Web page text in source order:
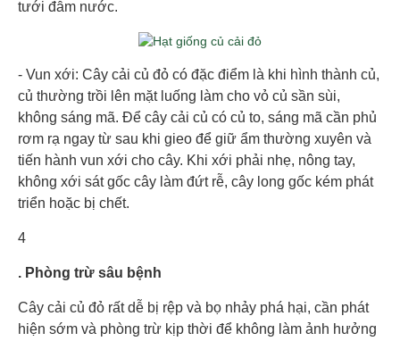
tưới đẫm nước.
- Vun xới: Cây cải củ đỏ có đặc điểm là khi hình thành củ,
củ thường trồi lên mặt luống làm cho vỏ củ sần sùi,
không sáng mã. Để cây cải củ có củ to, sáng mã cần phủ
rơm rạ ngay từ sau khi gieo để giữ ẩm thường xuyên và
tiến hành vun xới cho cây. Khi xới phải nhẹ, nông tay,
không xới sát gốc cây làm đứt rễ, cây long gốc kém phát
triển hoặc bị chết.
4
. Phòng trừ sâu bệnh
Cây cải củ đỏ rất dễ bị rệp và bọ nhảy phá hại, cần phát
hiện sớm và phòng trừ kịp thời để không làm ảnh hưởng